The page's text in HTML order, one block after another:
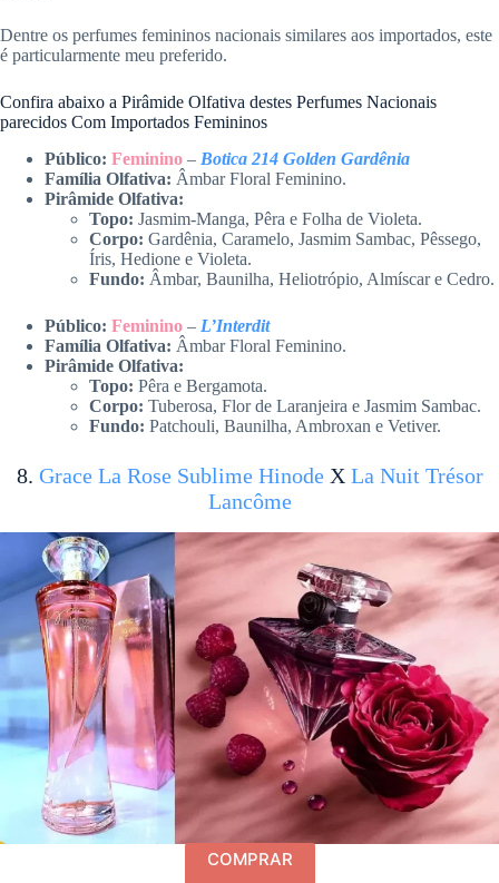
Dentre os perfumes femininos nacionais similares aos importados, este
é particularmente meu preferido.
Confira abaixo a Pirâmide Olfativa destes Perfumes Nacionais
parecidos Com Importados Femininos
Público: Feminino – Botica 214 Golden Gardênia
Família Olfativa: Âmbar Floral Feminino.
Pirâmide Olfativa:
Topo: Jasmim-Manga, Pêra e Folha de Violeta.
Corpo: Gardênia, Caramelo, Jasmim Sambac, Pêssego,
Íris, Hedione e Violeta.
Fundo: Âmbar, Baunilha, Heliotrópio, Almíscar e Cedro.
Público: Feminino – L’Interdit
Família Olfativa: Âmbar Floral Feminino.
Pirâmide Olfativa:
Topo: Pêra e Bergamota.
Corpo: Tuberosa, Flor de Laranjeira e Jasmim Sambac.
Fundo: Patchouli, Baunilha, Ambroxan e Vetiver.
8. Grace La Rose Sublime HinodeX La Nuit Trésor
Lancôme
COMPRAR